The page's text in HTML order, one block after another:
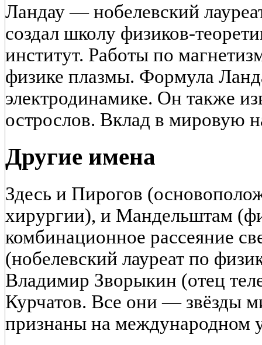
Ландау — нобелевский
создал школу физиков-
институт. Работы по
физике плазмы. Формула
электродинамике. Он также
острослов. Вклад в мировую
Другие имена
Здесь и Пирогов
хирургии), и Мандельштам
комбинационное рассеяние
(нобелевский лауреат по
Владимир Зворыкин (отец
Курчатов. Все они — звёзды
признаны на международном